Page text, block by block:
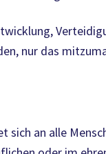
nur das
sich an alle